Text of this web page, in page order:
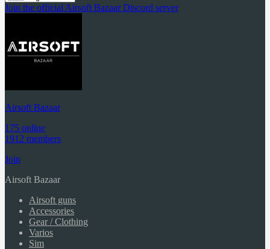
Join the official Airsoft Bazaar Discord server
Airsoft Bazaar
175 online
1912 members
Join
Airsoft Bazaar
Airsoft guns
Accessories
Gear / Clothing
Varios
Sim